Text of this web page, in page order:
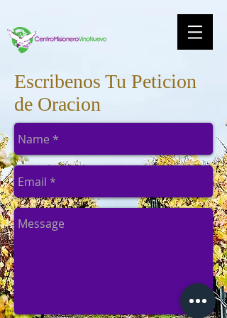
Escribenos Tu Peticion
de Oracion